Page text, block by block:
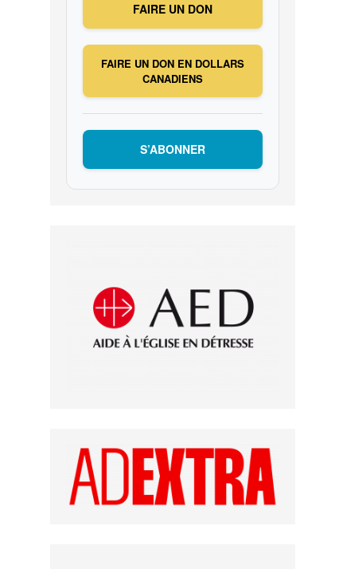
FAIRE UN DON
FAIRE UN DON EN DOLLARS
CANADIENS
S’ABONNER